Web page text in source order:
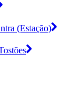
(Estação)